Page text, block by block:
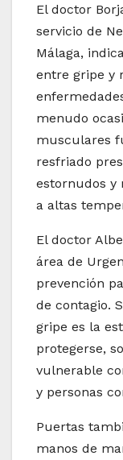
El doctor
servicio de
Málaga,
entre gripe y
menudo
musculares
resfriado
estornudos y
a altas
El doctor
área de
prevención
de contagio.
gripe es la
protegerse,
vulnerable
y personas
Puertas
manos de